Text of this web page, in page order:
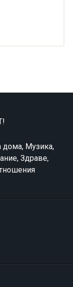
дома, Музика,
Здраве,